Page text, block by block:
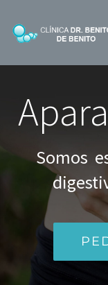
content
¿QUÉ HACEMOS?
MEDIOS
BLOG
Somos